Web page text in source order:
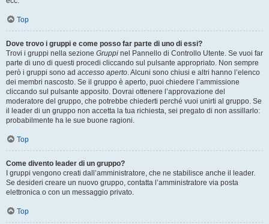
Top
Dove trovo i gruppi e come posso far parte di uno di essi?
Trovi i gruppi nella sezione Gruppi nel Pannello di Controllo Utente. Se vuoi far
parte di uno di questi procedi cliccando sul pulsante appropriato. Non sempre
però i gruppi sono ad accesso aperto. Alcuni sono chiusi e altri hanno l’elenco
dei membri nascosto. Se il gruppo è aperto, puoi chiedere l’ammissione
cliccando sul pulsante apposito. Dovrai ottenere l’approvazione del
moderatore del gruppo, che potrebbe chiederti perché vuoi unirti al gruppo. Se
il leader di un gruppo non accetta la tua richiesta, sei pregato di non assillarlo:
probabilmente ha le sue buone ragioni.
Top
Come divento leader di un gruppo?
I gruppi vengono creati dall’amministratore, che ne stabilisce anche il leader.
Se desideri creare un nuovo gruppo, contatta l’amministratore via posta
elettronica o con un messaggio privato.
Top